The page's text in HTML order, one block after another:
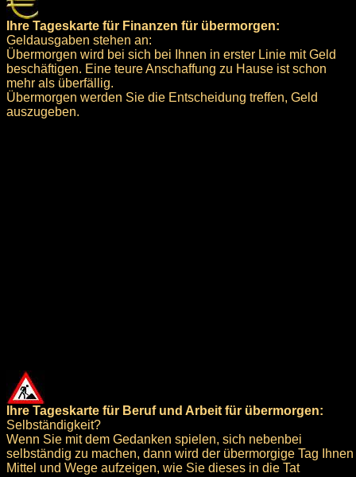
Ihre Tageskarte für Finanzen für übermorgen:
Geldausgaben stehen an:
Übermorgen wird bei sich bei Ihnen in erster Linie mit Geld
beschäftigen. Eine teure Anschaffung zu Hause ist schon
mehr als überfällig.
Übermorgen werden Sie die Entscheidung treffen, Geld
auszugeben.
Ihre Tageskarte für Beruf und Arbeit für übermorgen:
Selbständigkeit?
Wenn Sie mit dem Gedanken spielen, sich nebenbei
selbständig zu machen, dann wird der übermorgige Tag Ihnen
Mittel und Wege aufzeigen, wie Sie dieses in die Tat